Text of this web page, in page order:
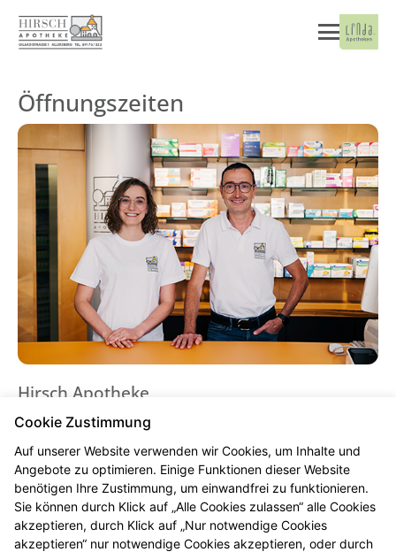
Öffnungszeiten
Hirsch Apotheke
Wir nehmen uns Zeit für Sie!
Besuchen Sie uns – wir sind zu den folgenden
Geschäftszeiten für Sie da:
Mo, Di, Do, Fr: 08:00-13:00 und 14:00-19:00
Mi: 08:00-13:00 und 14:00-18:00
Sa: 08:00-13:00
Cookie Zustimmung
Auf unserer Website verwenden wir Cookies, um Inhalte und
Angebote zu optimieren. Einige Funktionen dieser Website
benötigen Ihre Zustimmung, um einwandfrei zu funktionieren.
Sie können durch Klick auf „Alle Cookies zulassen“ alle Cookies
akzeptieren, durch Klick auf „Nur notwendige Cookies
akzeptieren“ nur notwendige Cookies akzeptieren, oder durch